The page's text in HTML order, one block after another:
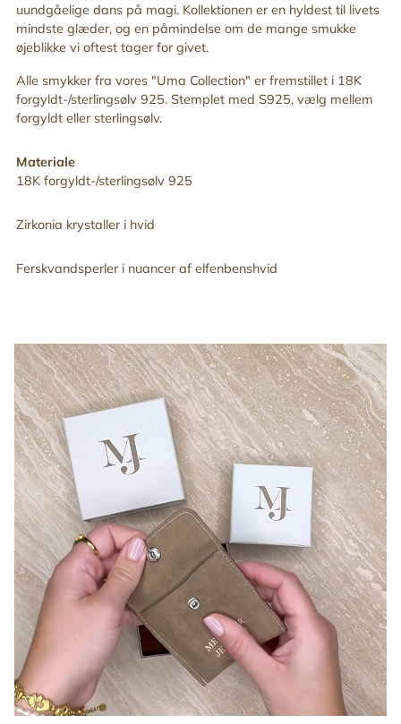
uundgåelige dans på magi. Kollektionen er en hyldest til livets
mindste glæder, og en påmindelse om de mange smukke
øjeblikke vi oftest tager for givet.
Alle smykker fra vores "Uma Collection" er fremstillet i 18K
forgyldt-/sterlingsølv 925. Stemplet med S925, vælg mellem
forgyldt eller sterlingsølv.
Materiale
18K forgyldt-/sterlingsølv 925
Zirkonia krystaller i hvid
Ferskvandsperler i nuancer af elfenbenshvid